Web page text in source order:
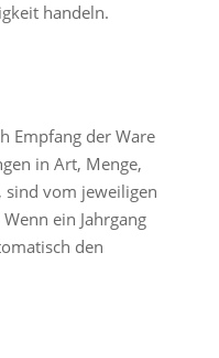
handeln.
Empfang der Ware
in Art, Menge,
sind vom jeweiligen
ein Jahrgang
den